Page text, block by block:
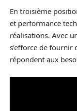
En troisième
et performance
réalisations. Avec
s’efforce de
répondent aux